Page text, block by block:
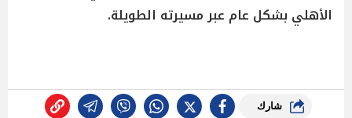
الأهلي بشكل عام عبر مسيرته الطويلة.
شارك